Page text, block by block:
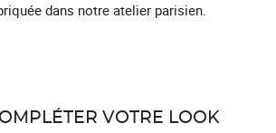
dans notre atelier parisien.
VOTRE LOOK